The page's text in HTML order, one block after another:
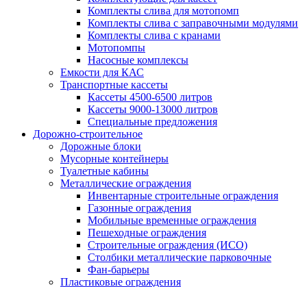
Комплекты слива для мотопомп
Комплекты слива с заправочными модулями
Комплекты слива с кранами
Мотопомпы
Насосные комплексы
Емкости для КАС
Транспортные кассеты
Кассеты 4500-6500 литров
Кассеты 9000-13000 литров
Специальные предложения
Дорожно-строительное
Дорожные блоки
Мусорные контейнеры
Туалетные кабины
Металлические ограждения
Инвентарные строительные ограждения
Газонные ограждения
Мобильные временные ограждения
Пешеходные ограждения
Строительные ограждения (ИСО)
Столбики металлические парковочные
Фан-барьеры
Пластиковые ограждения